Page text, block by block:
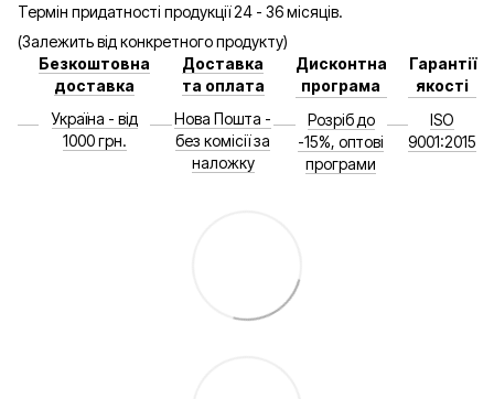
Термін придатності продукції 24 - 36 місяців.
(Залежить від конкретного продукту)
Безкоштовна
доставка
Україна - від
1000 грн.
Доставка
та оплата
Нова Пошта -
без комісії за
наложку
Дисконтна
програма
Розріб до
-15%, оптові
програми
Гарантії
якості
ISO
9001:2015